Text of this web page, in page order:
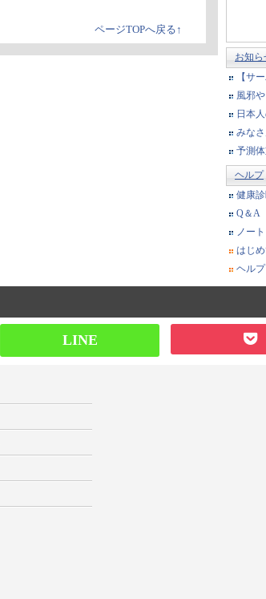
ページTOPへ戻る↑
お知ら
【サ
風邪
日本
みな
予測
ヘルプ
健康
Q＆A
ノート
はじ
ヘルプ
LINE